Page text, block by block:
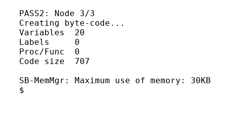
   PASS2: Node 3/3
   Creating byte-code...
   Variables  20
   Labels     0
   Proc/Func  0
   Code size  707
   SB-MemMgr: Maximum use of memory: 30KB
   $